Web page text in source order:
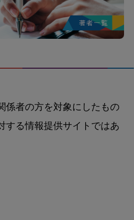
係者の方を対象にしたもの
する情報提供サイトではあ